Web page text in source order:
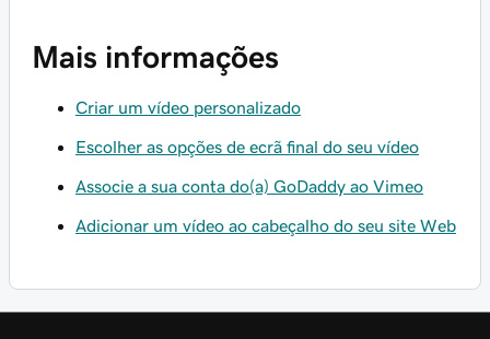
Mais informações
Criar um vídeo personalizado
Escolher as opções de ecrã final do seu vídeo
Associe a sua conta do(a) GoDaddy ao Vimeo
Adicionar um vídeo ao cabeçalho do seu site Web